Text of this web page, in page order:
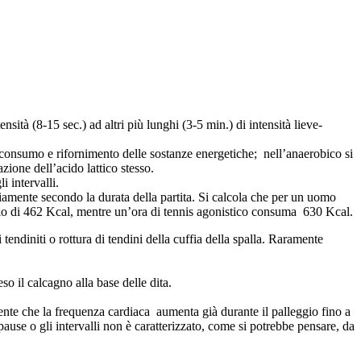
(8-15 sec.) ad altri più lunghi (3-5 min.) di intensità lieve-
e rifornimento delle sostanze energetiche; nell’anaerobico si
dell’acido lattico stesso.
intervalli.
secondo la durata della partita. Si calcola che per un uomo
di 462 Kcal, mentre un’ora di tennis agonistico consuma 630 Kcal.
o rottura di tendini della cuffia della spalla. Raramente
il calcagno alla base delle dita.
che la frequenza cardiaca aumenta già durante il palleggio fino a
o gli intervalli non è caratterizzato, come si potrebbe pensare, da